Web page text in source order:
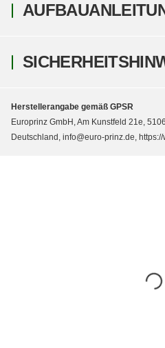
Herstellerangabe gemäß GPSR
Europrinz GmbH, Am Kunstfeld 21e,
Deutschland, info@euro-prinz.de,